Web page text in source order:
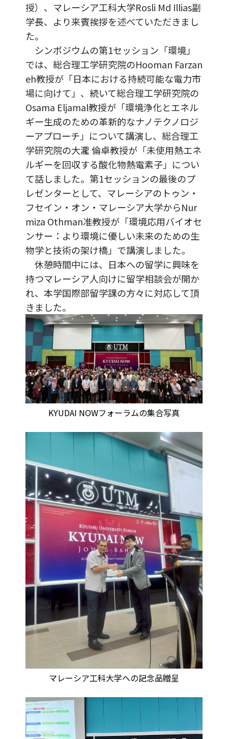
授）、マレーシア工科大学Rosli Md Illias副
学長、より来賓挨拶を述べていただきまし
た。
シンポジウムの第1セッション「環境」
では、総合理工学研究院のHooman Farzan
eh教授が「日本における持続可能な電力市
場に向けて」、続いて総合理工学研究院の
Osama Eljamal教授が「環境浄化とエネル
ギー生成のための革新的なナノテクノロジ
ーアプローチ」について講演し、総合理工
学研究院の大瀧 倫卓教授が「未使用熱エネ
ルギーを回収する酸化物熱電素子」につい
て話しました。第1セッションの最後のプ
レゼンターとして、マレーシアのトゥン・
フセイン・オン・マレーシア大学からNur
miza Othman准教授が「環境応用バイオセ
ンサー：より環境に優しい未来のための生
物学と技術の架け橋」で講演しました。
休憩時間中には、日本への留学に興味を
持つマレーシア人向けに留学相談会が開か
れ、本学国際部留学課の方々に対応して頂
きました。
KYUDAI NOWフォーラムの集合写真
マレーシア工科大学への記念品贈呈